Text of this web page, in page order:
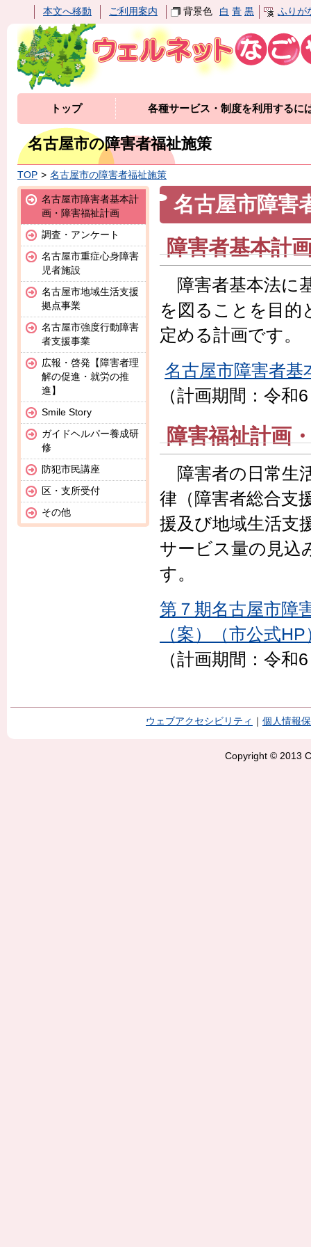
本文へ移動 ご利用案内 背景色 白 青 黒 ふりが
トップ 各種サービス・制度を利用するに
名古屋市の障害者福祉施策
TOP 名古屋市の障害者福祉施策
名古屋市障害
障害者基本計
障害者基本法に
を図ることを目的
定める計画です。
名古屋市障害者基
（計画期間：令
障害福祉計画
障害者の日常生
律（障害者総合支
援及び地域生活支
サービス量の見込
す。
第７期名古屋市障
（案）（市公式HP
（計画期間：令
名古屋市障害者基本計
画・障害福祉計画
調査・アンケート
名古屋市重症心身障害
児者施設
名古屋市地域生活支援
拠点事業
名古屋市強度行動障害
者支援事業
広報・啓発【障害者理
解の促進・就労の推
進】
Smile Story
ガイドヘルパー養成研
修
防犯市民講座
区・支所受付
その他
ウェブアクセシビリティ 個人情報
Copyright © 2013